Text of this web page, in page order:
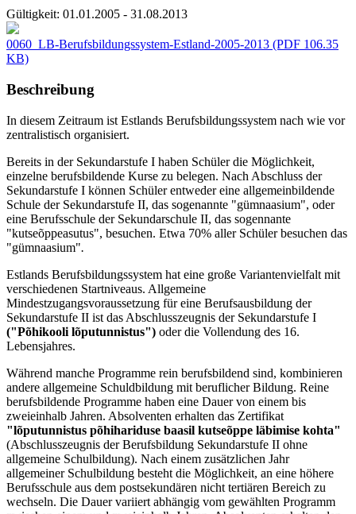
Gültigkeit: 01.01.2005 - 31.08.2013
0060_LB-Berufsbildungssystem-Estland-2005-2013 (PDF 106.35
KB)
Beschreibung
In diesem Zeitraum ist Estlands Berufsbildungssystem nach wie vor
zentralistisch organisiert.
Bereits in der Sekundarstufe I haben Schüler die Möglichkeit,
einzelne berufsbildende Kurse zu belegen. Nach Abschluss der
Sekundarstufe I können Schüler entweder eine allgemeinbildende
Schule der Sekundarstufe II, das sogenannte "gümnaasium", oder
eine Berufsschule der Sekundarschule II, das sogennante
"kutseõppeasutus", besuchen. Etwa 70% aller Schüler besuchen das
"gümnaasium".
Estlands Berufsbildungssystem hat eine große Variantenvielfalt mit
verschiedenen Startniveaus. Allgemeine
Mindestzugangsvoraussetzung für eine Berufsausbildung der
Sekundarstufe II ist das Abschlusszeugnis der Sekundarstufe I
("Põhikooli lõputunnistus") oder die Vollendung des 16.
Lebensjahres.
Während manche Programme rein berufsbildend sind, kombinieren
andere allgemeine Schuldbildung mit beruflicher Bildung. Reine
berufsbildende Programme haben eine Dauer von einem bis
zweieinhalb Jahren. Absolventen erhalten das Zertifikat
"lõputunnistus põhihariduse baasil kutseõppe läbimise kohta"
(Abschlusszeugnis der Berufsbildung Sekundarstufe II ohne
allgemeine Schulbildung). Nach einem zusätzlichen Jahr
allgemeiner Schulbildung besteht die Möglichkeit, an eine höhere
Berufsschule aus dem postsekundären nicht tertiären Bereich zu
wechseln. Die Dauer variiert abhängig vom gewählten Programm